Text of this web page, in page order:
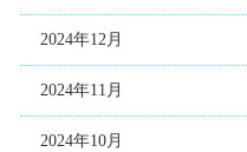
2024年12月
2024年11月
2024年10月